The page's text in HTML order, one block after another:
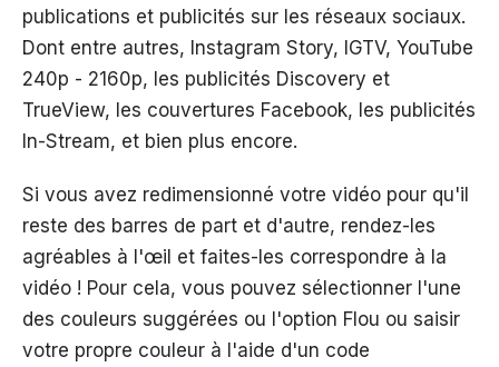
publications et publicités sur les réseaux sociaux.
Dont entre autres, Instagram Story, IGTV, YouTube
240p - 2160p, les publicités Discovery et
TrueView, les couvertures Facebook, les publicités
In-Stream, et bien plus encore.
Si vous avez redimensionné votre vidéo pour qu'il
reste des barres de part et d'autre, rendez-les
agréables à l'œil et faites-les correspondre à la
vidéo ! Pour cela, vous pouvez sélectionner l'une
des couleurs suggérées ou l'option Flou ou saisir
votre propre couleur à l'aide d'un code